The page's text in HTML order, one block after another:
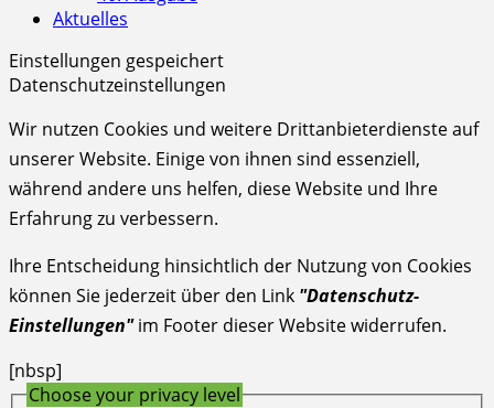
Aktuelles
Einstellungen gespeichert
Datenschutzeinstellungen
Wir nutzen Cookies und weitere Drittanbieterdienste auf
unserer Website. Einige von ihnen sind essenziell,
während andere uns helfen, diese Website und Ihre
Erfahrung zu verbessern.
Ihre Entscheidung hinsichtlich der Nutzung von Cookies
können Sie jederzeit über den Link "Datenschutz-
Einstellungen"im Footer dieser Website widerrufen.
[nbsp]
Choose your privacy level